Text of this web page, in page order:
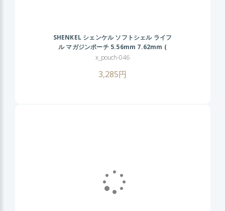
SHENKEL シェンケル ソフトシェル ライフ
ル マガジンポーチ 5.56mm 7.62mm (
BK/TAN/OD/GY ) MOLLE M4 AK スコー
x_pouch-046
3,285円